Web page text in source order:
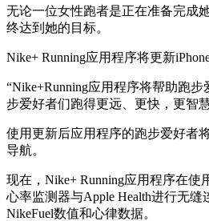
无论一位女性跑者是正在准备完成
终达到她的目标。
Nike+ Running应用程序将更新
“Nike+Running应用程序将帮助跑
步爱好者们跑得更远、更快，更智
使用更新后应用程序的跑步爱好者
导航。
现在，Nike+ Running应用程序在
心率监测器与Apple Health进行无
NikeFuel数值和心律数据。